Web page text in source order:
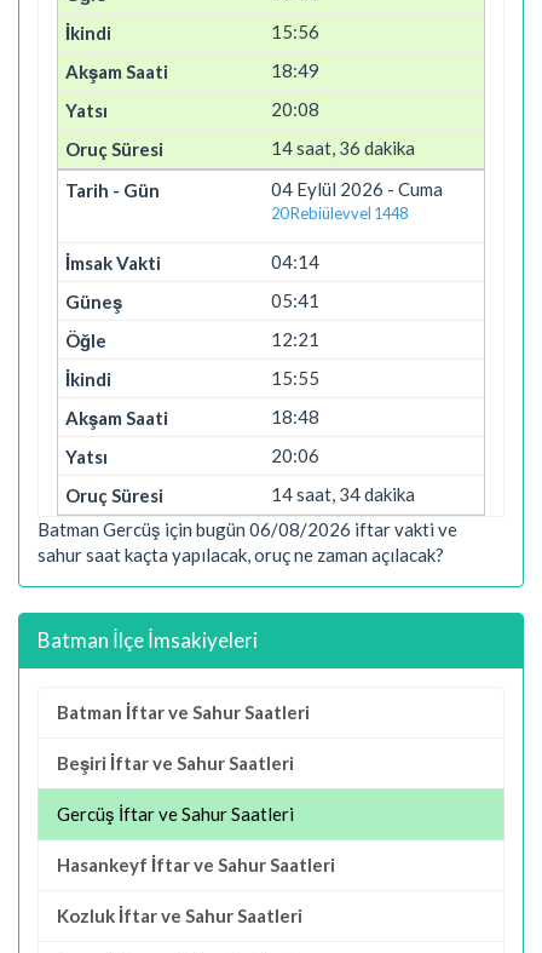
15:56
18:49
20:08
14 saat, 36 dakika
04 Eylül 2026 - Cuma
20 Rebiülevvel 1448
04:14
05:41
12:21
15:55
18:48
20:06
14 saat, 34 dakika
Batman Gercüş için bugün 06/08/2026 iftar vakti ve
sahur saat kaçta yapılacak, oruç ne zaman açılacak?
Batman İlçe İmsakiyeleri
Batman İftar ve Sahur Saatleri
Beşiri İftar ve Sahur Saatleri
Gercüş İftar ve Sahur Saatleri
Hasankeyf İftar ve Sahur Saatleri
Kozluk İftar ve Sahur Saatleri